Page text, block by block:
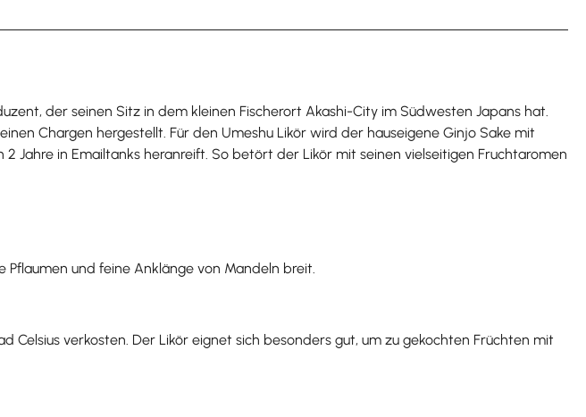
der seinen Sitz in dem kleinen Fischerort Akashi-City im Südwesten Japans hat.
Chargen hergestellt. Für den Umeshu Likör wird der hauseigene Ginjo Sake mit
Jahre in Emailtanks heranreift. So betört der Likör mit seinen vielseitigen Fruchtaromen
und feine Anklänge von Mandeln breit.
Celsius verkosten. Der Likör eignet sich besonders gut, um zu gekochten Früchten mit